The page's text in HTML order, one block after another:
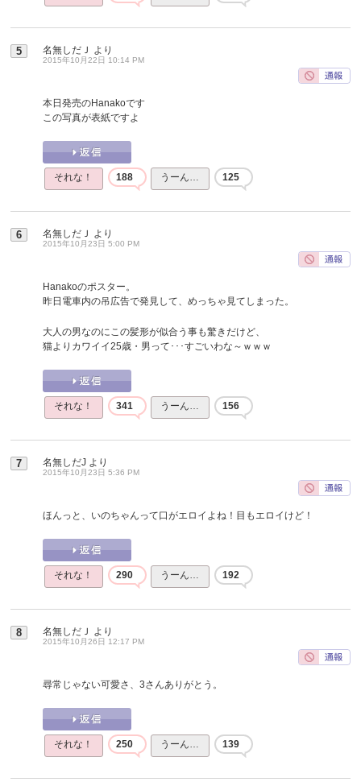
5 名無しだＪ より
2015年10月22日 10:14 PM
本日発売のHanakoです
この写真が表紙ですよ
それな！ 188 うーん… 125
6 名無しだＪ より
2015年10月23日 5:00 PM
Hanakoのポスター。
昨日電車内の吊広告で発見して、めっちゃ見てしまった。
大人の男なのにこの髪形が似合う事も驚きだけど、
猫よりカワイイ25歳・男って･･･すごいわな～ｗｗｗ
それな！ 341 うーん… 156
7 名無しだJ より
2015年10月23日 5:36 PM
ほんっと、いのちゃんって口がエロイよね！目もエロイけど！
それな！ 290 うーん… 192
8 名無しだＪ より
2015年10月26日 12:17 PM
尋常じゃない可愛さ、3さんありがとう。
それな！ 250 うーん… 139